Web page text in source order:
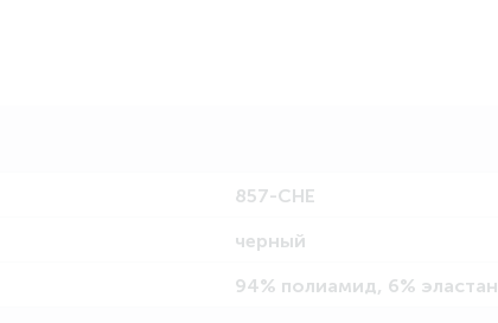
857-CHE
черный
94% полиамид, 6% эластан